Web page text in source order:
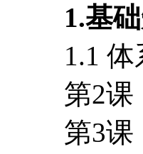
1.基
1.1
第2
第3